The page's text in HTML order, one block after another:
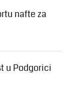
nafte za
u Podgorici